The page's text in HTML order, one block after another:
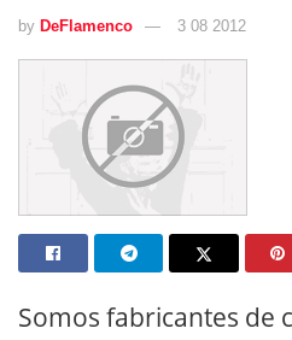
by DeFlamenco 3 08 2012
Somos fabricantes de